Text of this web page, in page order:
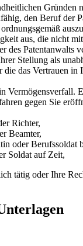
Gründen
den Beruf der
aus, die nicht
des Patentanwalts
Stellung als
die das Vertrauen in
Vermögensverfall.
gegen Sie
Richter,
Beamter,
oder Berufssoldat
Soldat auf Zeit,
tätig oder Ihre